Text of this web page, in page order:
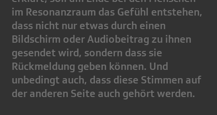
im Resonanzraum das Gefühl entstehen,
dass nicht nur etwas durch einen
Bildschirm oder Audiobeitrag zu ihnen
gesendet wird, sondern dass sie
Rückmeldung geben können. Und
unbedingt auch, dass diese Stimmen auf
der anderen Seite auch gehört werden.